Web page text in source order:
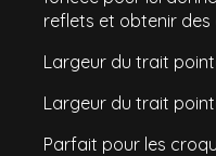
reflets et obtenir des
Largeur du trait
Largeur du trait
Parfait pour les